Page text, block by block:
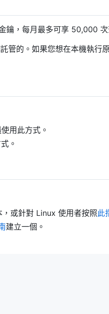
鑰，每月最多可享 50,000 次
管的。如果您想在本機執行
用此方式。
。
或針對 Linux 使用者按照此
建立一個。